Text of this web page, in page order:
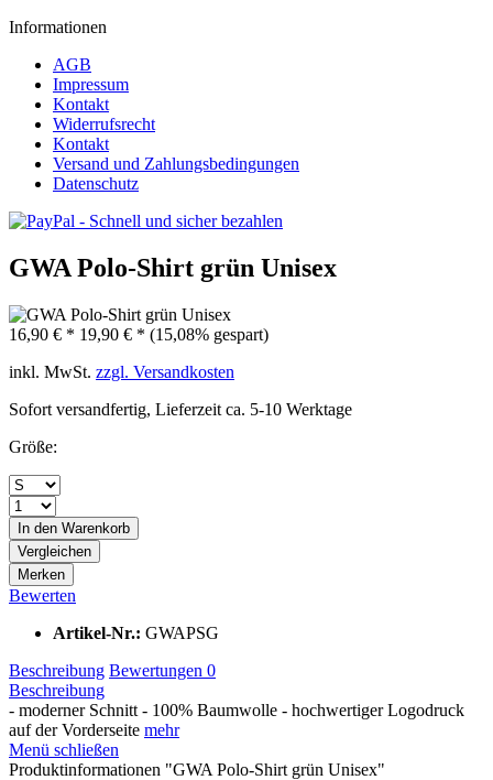
Informationen
AGB
Impressum
Kontakt
Widerrufsrecht
Kontakt
Versand und Zahlungsbedingungen
Datenschutz
GWA Polo-Shirt grün Unisex
16,90 € * 19,90 € * (15,08% gespart)
inkl. MwSt. zzgl. Versandkosten
Sofort versandfertig, Lieferzeit ca. 5-10 Werktage
Größe:
In den Warenkorb
Vergleichen
Merken
Bewerten
Artikel-Nr.: GWAPSG
Beschreibung Bewertungen 0
Beschreibung
- moderner Schnitt - 100% Baumwolle - hochwertiger Logodruck
auf der Vorderseite mehr
Menü schließen
Produktinformationen "GWA Polo-Shirt grün Unisex"